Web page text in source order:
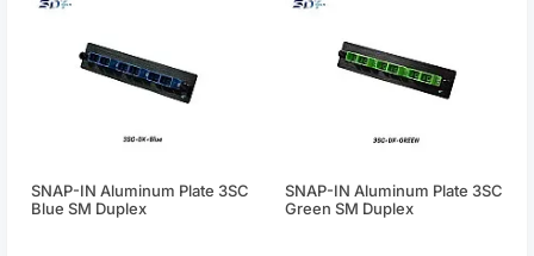
SNAP-IN Aluminum Plate 3SC
Blue SM Duplex
SNAP-IN Aluminum Plate 3SC
Green SM Duplex